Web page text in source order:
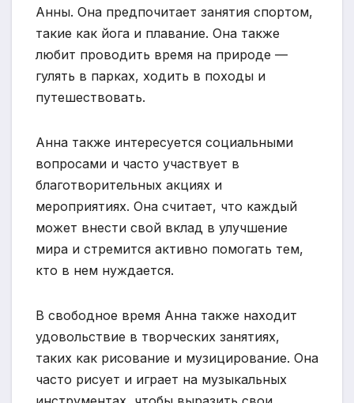
Анны. Она предпочитает занятия спортом,
такие как йога и плавание. Она также
любит проводить время на природе —
гулять в парках, ходить в походы и
путешествовать.
Анна также интересуется социальными
вопросами и часто участвует в
благотворительных акциях и
мероприятиях. Она считает, что каждый
может внести свой вклад в улучшение
мира и стремится активно помогать тем,
кто в нем нуждается.
В свободное время Анна также находит
удовольствие в творческих занятиях,
таких как рисование и музицирование. Она
часто рисует и играет на музыкальных